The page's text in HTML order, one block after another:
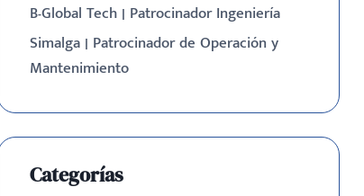
B-Global Tech | Patrocinador Ingeniería
Simalga | Patrocinador de Operación y
Mantenimiento
Categorías